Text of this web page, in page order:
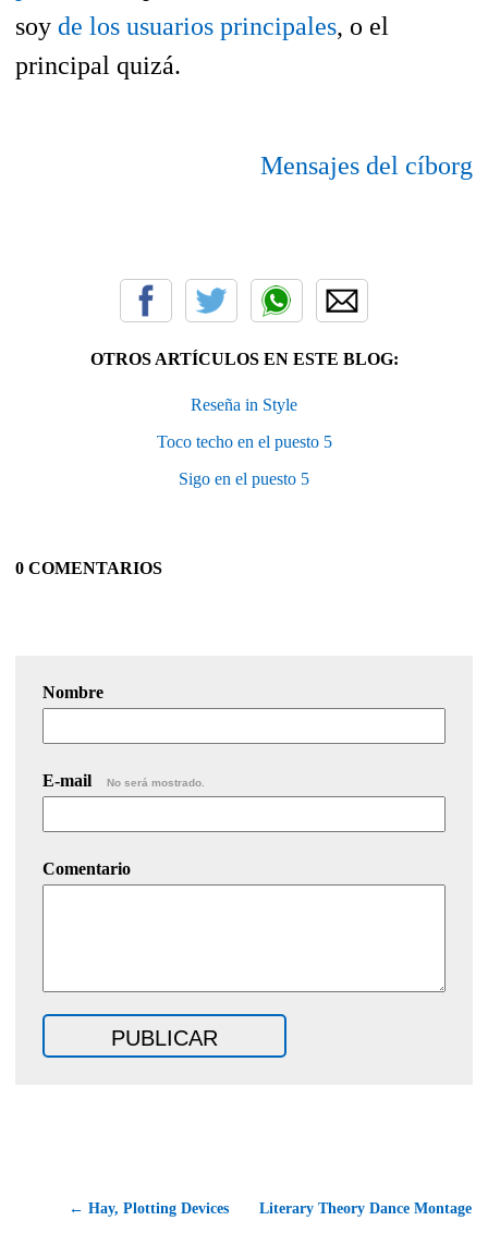
soy de los usuarios principales, o el
principal quizá.
Mensajes del cíborg
OTROS ARTÍCULOS EN ESTE BLOG:
Reseña in Style
Toco techo en el puesto 5
Sigo en el puesto 5
0 COMENTARIOS
Nombre
E-mail No será mostrado.
Comentario
← Hay, Plotting Devices
Literary Theory Dance Montage